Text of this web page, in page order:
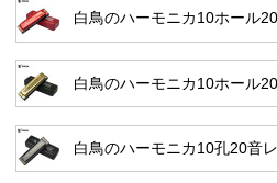
白鳥のハーモニカ10ホール
白鳥のハーモニカ10ホール
白鳥のハーモニカ10孔20音